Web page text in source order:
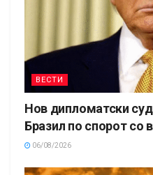
ВЕСТИ
Нов дипломатски
Бразил по спорот со
06/08/2026